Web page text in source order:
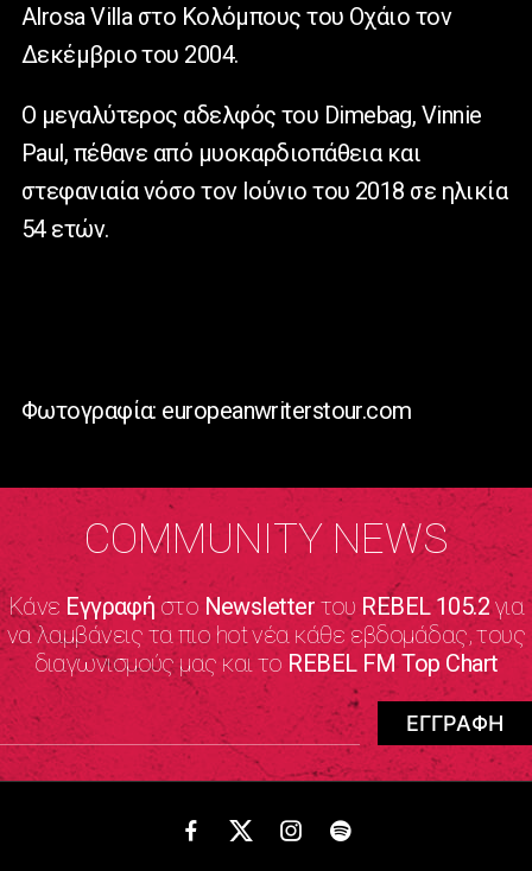
Alrosa Villa στο Κολόμπους του Οχάιο τον
Δεκέμβριο του 2004.
Ο μεγαλύτερος αδελφός του Dimebag, Vinnie
Paul, πέθανε από μυοκαρδιοπάθεια και
στεφανιαία νόσο τον Ιούνιο του 2018 σε ηλικία
54 ετών.
Φωτογραφία: europeanwriterstour.com
COMMUNITY NEWS
Κάνε Εγγραφήστο NewsletterτουREBEL 105.2για
να λαμβάνεις τα πιο hot νέα κάθε εβδομάδας, τους
διαγωνισμούς μας και το REBEL FM Top Chart